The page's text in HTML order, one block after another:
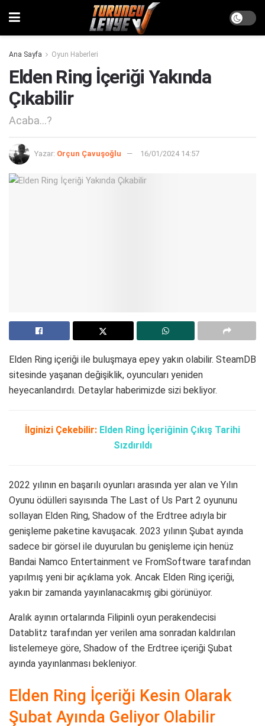
Ana Sayfa Oyun Haberleri
Elden Ring İçeriği Yakında
Çıkabilir
Acaba...?
Yazar: Orçun Çavuşoğlu 16/01/2024 14:57
Elden Ring içeriği ile buluşmaya epey yakın olabilir. SteamDB
sitesinde yaşanan değişiklik, oyuncuları yeniden
heyecanlandırdı. Detaylar haberimizde sizi bekliyor.
İlginizi Çekebilir: Elden Ring İçeriğinin Çıkış Tarihi
Sızdırıldı
2022 yılının en başarılı oyunları arasında yer alan ve Yılın
Oyunu ödülleri sayısında The Last of Us Part 2 oyununu
sollayan Elden Ring, Shadow of the Erdtree adıyla bir
genişleme paketine kavuşacak. 2023 yılının Şubat ayında
sadece bir görsel ile duyurulan bu genişleme için henüz
Bandai Namco Entertainment ve FromSoftware tarafından
yapılmış yeni bir açıklama yok. Ancak Elden Ring içeriği,
yakın bir zamanda yayınlanacakmış gibi görünüyor.
Aralık ayının ortalarında Filipinli oyun perakendecisi
Datablitz tarafından yer verilen ama sonradan kaldırılan
listelemeye göre, Shadow of the Erdtree içeriği Şubat
ayında yayınlanması bekleniyor.
Elden Ring İçeriği Kesin Olarak
Şubat Ayında Geliyor Olabilir